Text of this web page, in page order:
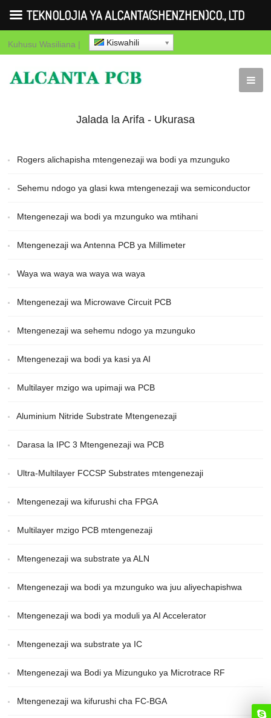
Kuhusu Wasiliana | Kiswahili
Jalada la Arifa - Ukurasa
Rogers alichapisha mtengenezaji wa bodi ya mzunguko
Sehemu ndogo ya glasi kwa mtengenezaji wa semiconductor
Mtengenezaji wa bodi ya mzunguko wa mtihani
Mtengenezaji wa Antenna PCB ya Millimeter
Waya wa waya wa waya wa waya
Mtengenezaji wa Microwave Circuit PCB
Mtengenezaji wa sehemu ndogo ya mzunguko
Mtengenezaji wa bodi ya kasi ya AI
Multilayer mzigo wa upimaji wa PCB
Aluminium Nitride Substrate Mtengenezaji
Darasa la IPC 3 Mtengenezaji wa PCB
Ultra-Multilayer FCCSP Substrates mtengenezaji
Mtengenezaji wa kifurushi cha FPGA
Multilayer mzigo PCB mtengenezaji
Mtengenezaji wa substrate ya ALN
Mtengenezaji wa bodi ya mzunguko wa juu aliyechapishwa
Mtengenezaji wa bodi ya moduli ya AI Accelerator
Mtengenezaji wa substrate ya IC
Mtengenezaji wa Bodi ya Mizunguko ya Microtrace RF
Mtengenezaji wa kifurushi cha FC-BGA
TEKNOLOJIA YA ALCANTA(SHENZHEN)CO., LTD